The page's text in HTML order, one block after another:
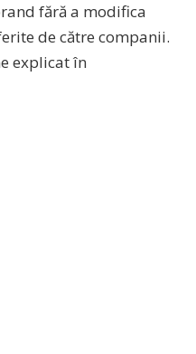
fără a modifica
de către companii.
explicat în